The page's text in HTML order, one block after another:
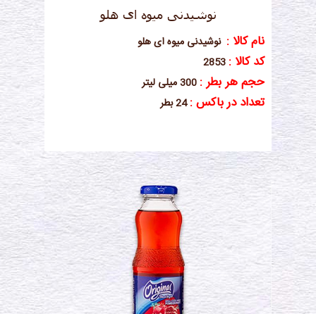
نوشیدنی میوه ای هلو
نام کالا : نوشیدنی میوه ای هلو
کد کالا :
حجم هر بطر :
تعداد در باکس :24 بطر